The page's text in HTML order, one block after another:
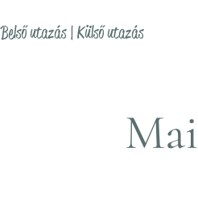
Belső utazás | Külső utazás